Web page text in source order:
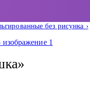
без рисунка